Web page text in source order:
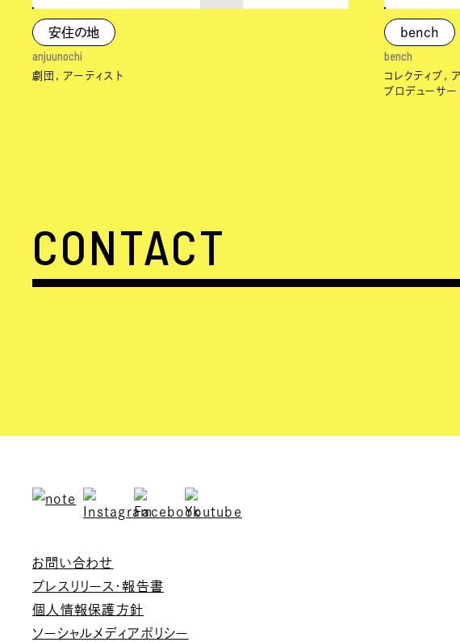
安住の地
anjuunochi
劇団 アーティスト
bench
bench
コレクティブ
プロデューサー
CONTACT
お問い合わせ
プレスリリース・報告書
個人情報保護方針
ソーシャルメディアポリシー